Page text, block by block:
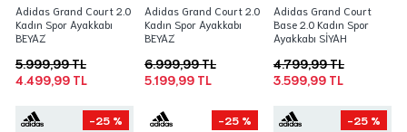
Adidas Grand Court 2.0
Kadın Spor Ayakkabı
BEYAZ
4.499,99 TL
5.999,99 TL
Adidas Grand Court 2.0
Kadın Spor Ayakkabı
BEYAZ
5.199,99 TL
6.999,99 TL
Adidas Grand Court
Base 2.0 Kadın Spor
Ayakkabı SİYAH
3.599,99 TL
4.799,99 TL
-25 % -25 % -25 %